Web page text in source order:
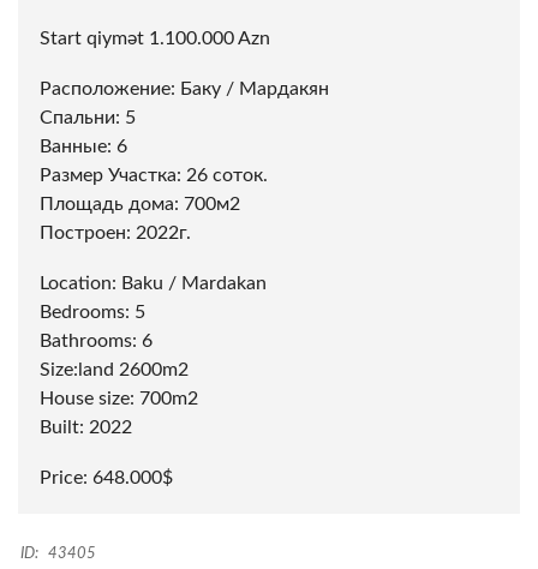
Start qiymət 1.100.000 Azn
Расположение: Баку / Мардакян
Спальни: 5
Ванные: 6
Размер Участка: 26 соток.
Площадь дома: 700м2
Построен: 2022г.
Location: Baku / Mardakan
Bedrooms: 5
Bathrooms: 6
Size:land 2600m2
House size: 700m2
Built: 2022
Price: 648.000$
ID:
43405